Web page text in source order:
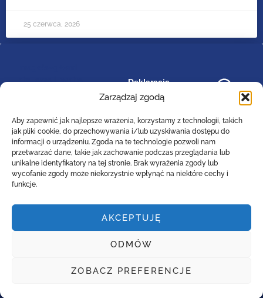
Zarządzaj zgodą
Aby zapewnić jak najlepsze wrażenia, korzystamy z technologii, takich
jak pliki cookie, do przechowywania i/lub uzyskiwania dostępu do
informacji o urządzeniu. Zgoda na te technologie pozwoli nam
przetwarzać dane, takie jak zachowanie podczas przeglądania lub
unikalne identyfikatory na tej stronie. Brak wyrażenia zgody lub
wycofanie zgody może niekorzystnie wpłynąć na niektóre cechy i
funkcje.
AKCEPTUJĘ
ODMÓW
ZOBACZ PREFERENCJE
25 czerwca, 2026
Deklaracja
Zespół Szkół Technicznych
Centrum Kształcenia Zawodowego i Ustawicznego
w Lesznie
ul. Narutowicza 74a, 64-100 Leszno (woj. wielkopolskie)
Email :poczta@zst-leszno.pl
E-doręczenia AE:PL - 23788-92630-AVTBI - 16